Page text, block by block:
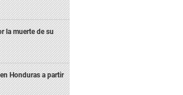
la muerte de su
Honduras a partir